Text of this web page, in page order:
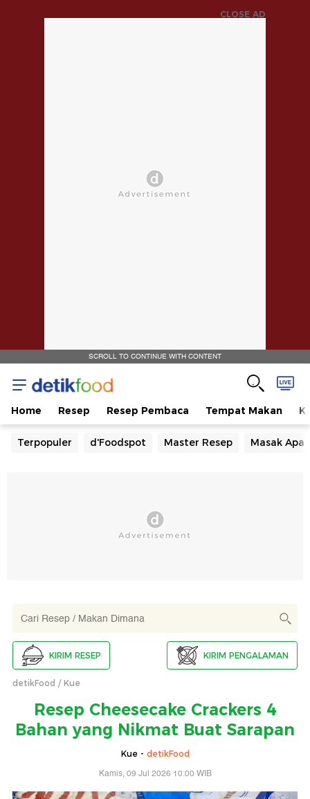
CLOSE AD
SCROLL TO CONTINUE WITH CONTENT
Home Resep Resep Pembaca Tempat Makan
Terpopuler d'Foodspot Master Resep Masak Apa
KIRIM RESEP KIRIM PENGALAMAN
detikFood Kue
Resep Cheesecake Crackers 4
Bahan yang Nikmat Buat Sarapan
Kue - detikFood
Kamis, 09 Jul 2026 10:00 WIB